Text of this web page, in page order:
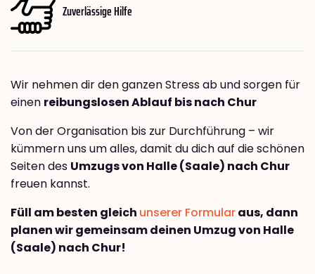
Zuverlässige Hilfe
Wir nehmen dir den ganzen Stress ab und sorgen für
einen reibungslosen Ablauf bis nach Chur
Von der Organisation bis zur Durchführung – wir
kümmern uns um alles, damit du dich auf die schönen
Seiten des Umzugs von Halle (Saale) nach Chur
freuen kannst.
Füll am besten gleich unserer Formularaus, dann
planen wir gemeinsam deinen Umzug von Halle
(Saale) nach Chur!